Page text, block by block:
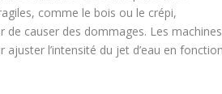
comme le bois ou le crépi,
causer des dommages. Les machines
l’intensité du jet d’eau en